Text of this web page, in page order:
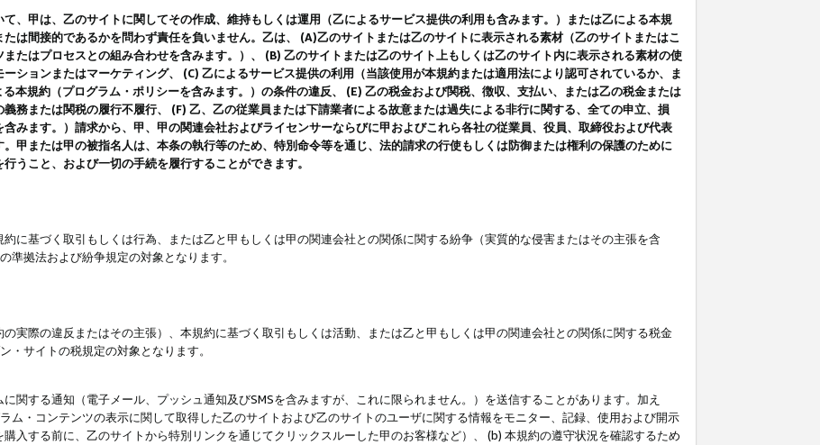
、甲は、乙のサイトに関してその作成、維持もしくは運用（乙によるサービス提供の利用も含みます。）または乙による本規
は間接的であるかを問わず責任を負いません。乙は、 (A)乙のサイトまたは乙のサイトに表示される素材（乙のサイトまたはこ
たはプロセスとの組み合わせを含みます。）、 (B) 乙のサイトまたは乙のサイト上もしくは乙のサイト内に表示される素材の使
ションまたはマーケティング、 (C) 乙によるサービス提供の利用（当該使用が本規約または適用法により認可されているか、ま
本規約（プログラム・ポリシーを含みます。）の条件の違反、 (E) 乙の税金および関税、徴収、支払い、または乙の税金または
務または関税の履行不履行、 (F) 乙、乙の従業員または下請業者による故意または過失による非行に関する、全ての申立、損
みます。）請求から、甲、甲の関連会社およびライセンサーならびに甲およびこれら各社の従業員、役員、取締役および代表
甲または甲の被指名人は、本条の執行等のため、特別命令等を通じ、法的請求の行使もしくは防御または権利の保護のために
うこと、および一切の手続を履行することができます。
に基づく取引もしくは行為、または乙と甲もしくは甲の関連会社との関係に関する紛争（実質的な侵害またはその主張を含
準拠法および紛争規定の対象となります。
実際の違反またはその主張）、本規約に基づく取引もしくは活動、または乙と甲もしくは甲の関連会社との関係に関する税金
・サイトの税規定の対象となります。
関する通知（電子メール、プッシュ通知及びSMSを含みますが、これに限られません。）を送信することがあります。加え
ム・コンテンツの表示に関して取得した乙のサイトおよび乙のサイトのユーザに関する情報をモニター、記録、使用および開示
入する前に、乙のサイトから特別リンクを通じてクリックスルーした甲のお客様など）、 (b) 本規約の遵守状況を確認するため